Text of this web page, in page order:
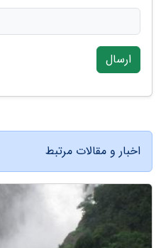
ارسال
اخبار و مقالات مرتبط